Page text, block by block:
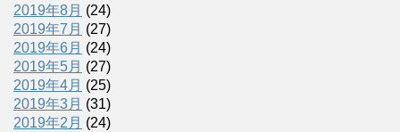
2019年8月 (24)
2019年7月 (27)
2019年6月 (24)
2019年5月 (27)
2019年4月 (25)
2019年3月 (31)
2019年2月 (24)